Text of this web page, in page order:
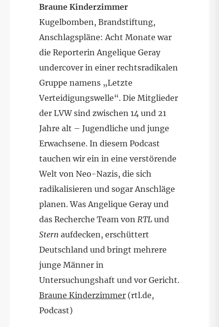
Braune Kinderzimmer
Kugelbomben, Brandstiftung,
Anschlagspläne: Acht Monate war
die Reporterin Angelique Geray
undercover in einer rechtsradikalen
Gruppe namens „Letzte
Verteidigungswelle“. Die Mitglieder
der LVW sind zwischen 14 und 21
Jahre alt – Jugendliche und junge
Erwachsene. In diesem Podcast
tauchen wir ein in eine verstörende
Welt von Neo-Nazis, die sich
radikalisieren und sogar Anschläge
planen. Was Angelique Geray und
das Recherche Team von RTL und
Stern aufdecken, erschüttert
Deutschland und bringt mehrere
junge Männer in
Untersuchungshaft und vor Gericht.
Braune Kinderzimmer (rtl.de,
Podcast)